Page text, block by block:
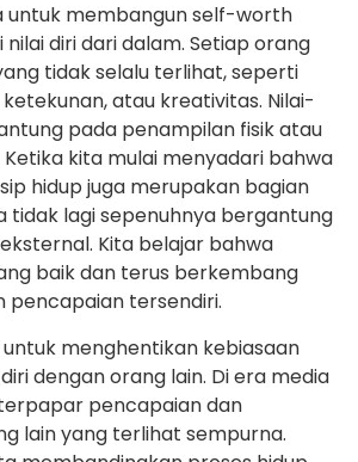
untuk membangun self-worth
diri dari dalam. Setiap orang
tidak selalu terlihat, seperti
atau kreativitas. Nilai-
pada penampilan fisik atau
kita mulai menyadari bahwa
hidup juga merupakan bagian
tidak lagi sepenuhnya bergantung
Kita belajar bahwa
baik dan terus berkembang
pencapaian tersendiri.
menghentikan kebiasaan
dengan orang lain. Di era media
pencapaian dan
lain yang terlihat sempurna.